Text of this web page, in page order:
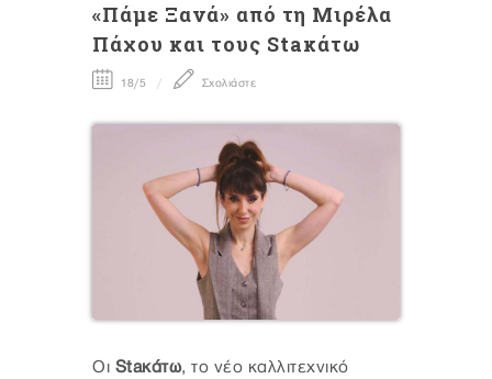
«Πάμε Ξανά» από τη Μιρέλα
Πάχου και τους Staκάτω
18/5 Σχολιάστε
Οι Staκάτω, το νέο καλλιτεχνικό